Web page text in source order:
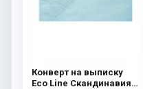
Конверт на выписку
Eco Line Скандинавия